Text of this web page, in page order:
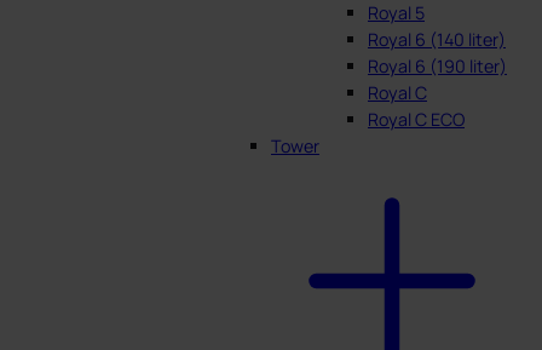
Royal 5
Royal 6 (140 liter)
Royal 6 (190 liter)
Royal C
Royal C ECO
Tower